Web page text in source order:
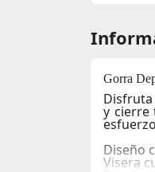
Gorra
y cierre
Diseño
Visera